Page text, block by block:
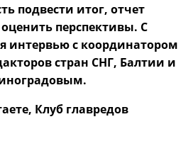
подвести итог, отчет
перспективы. С
интервью с координатором
стран СНГ, Балтии и
Клуб главредов